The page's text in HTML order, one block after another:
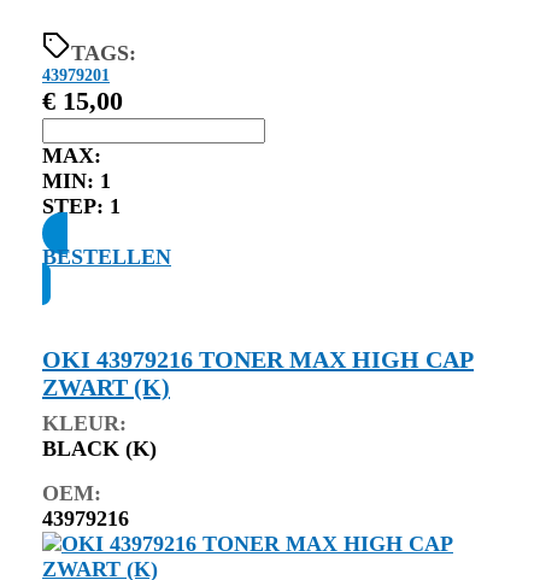
TAGS:
43979201
€ 15,00
MAX:
MIN: 1
STEP: 1
BESTELLEN
OKI 43979216 TONER MAX HIGH CAP
ZWART (K)
KLEUR:
BLACK (K)
OEM:
43979216